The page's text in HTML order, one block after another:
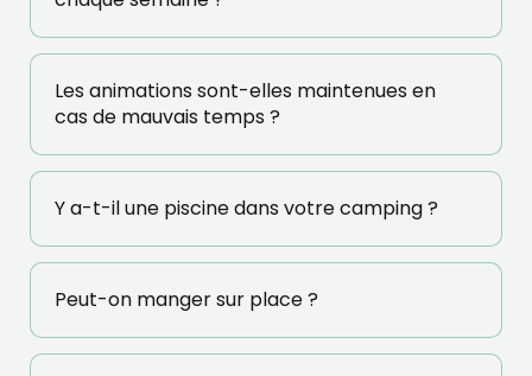
Les animations sont-elles maintenues en
cas de mauvais temps ?
Y a-t-il une piscine dans votre camping ?
Peut-on manger sur place ?